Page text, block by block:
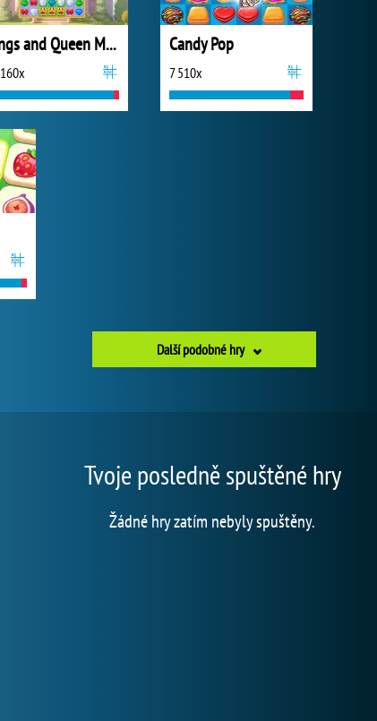
Kings and Queen Match Candy Pop
7 510x
Další podobné hry
Tvoje posledně spuštěné hry
Žádné hry zatím nebyly spuštěny.